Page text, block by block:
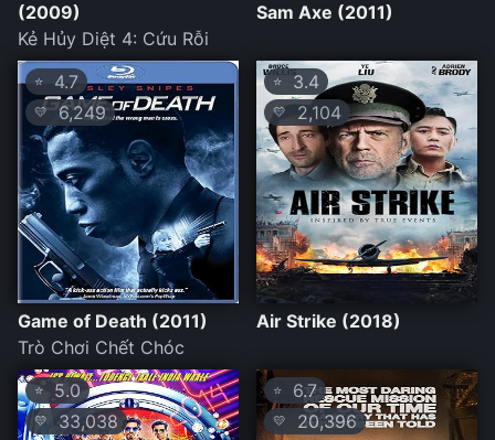
(2009)
Kẻ Hủy Diệt 4: Cứu Rỗi
Sam Axe (2011)
⭐ 4.7
💛 6,249
Game of Death (2011)
Trò Chơi Chết Chóc
⭐3.4
💛 2,104
Air Strike (2018)
⭐5.0
💛 33,038
⭐ 6.7
💛 20,396